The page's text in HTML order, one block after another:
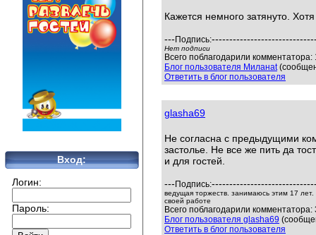
Вход:
Логин:
Пароль:
Кажется немного затянуто.
--- Подпись:
Нет подписи
Всего поблагодарили
Блог пользователя Миланаt
Ответить в блог пользователя
glasha69
Не согласна с предыдущими
застолье. Не все же пить да
и для гостей.
--- Подпись:
ведущая торжеств. занимаюсь этим 17
своей работе
Всего поблагодарили
Блог пользователя glasha69
Ответить в блог пользователя